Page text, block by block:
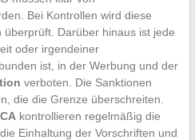
Bei Kontrollen wird diese
Darüber hinaus ist jede
oder irgendeiner
ist, in der Werbung und der
verboten. Die Sanktionen
die die Grenze überschreiten.
kontrollieren regelmäßig die
Einhaltung der Vorschriften und